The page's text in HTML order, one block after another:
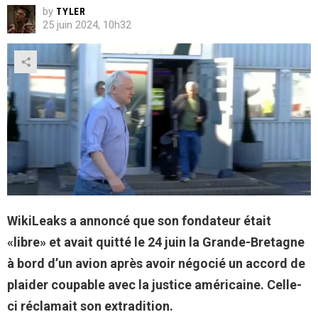
by TYLER
25 juin 2024, 10h32
WikiLeaks a annoncé que son fondateur était
«libre» et avait quitté le 24 juin la Grande-Bretagne
à bord d’un avion après avoir négocié un accord de
plaider coupable avec la justice américaine. Celle-
ci réclamait son extradition.